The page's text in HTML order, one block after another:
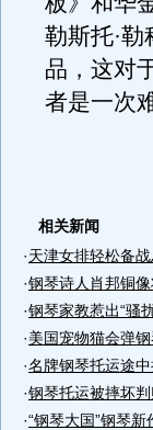
勒斯托·
品，这对
者是一次
相关新闻
·天津女排轻松备
·钢琴诗人肖邦铜像
·钢琴家教惹出“骚
·美国宠物猫会弹
·名牌钢琴托运途
·钢琴托运被摔坏
·“钢琴大国”钢琴新